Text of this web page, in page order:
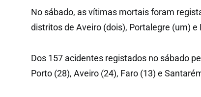
No sábado, as vítimas mortais foram
distritos de Aveiro (dois), Portalegre (um) e
Dos 157 acidentes registados no sábado
Porto (28), Aveiro (24), Faro (13) e